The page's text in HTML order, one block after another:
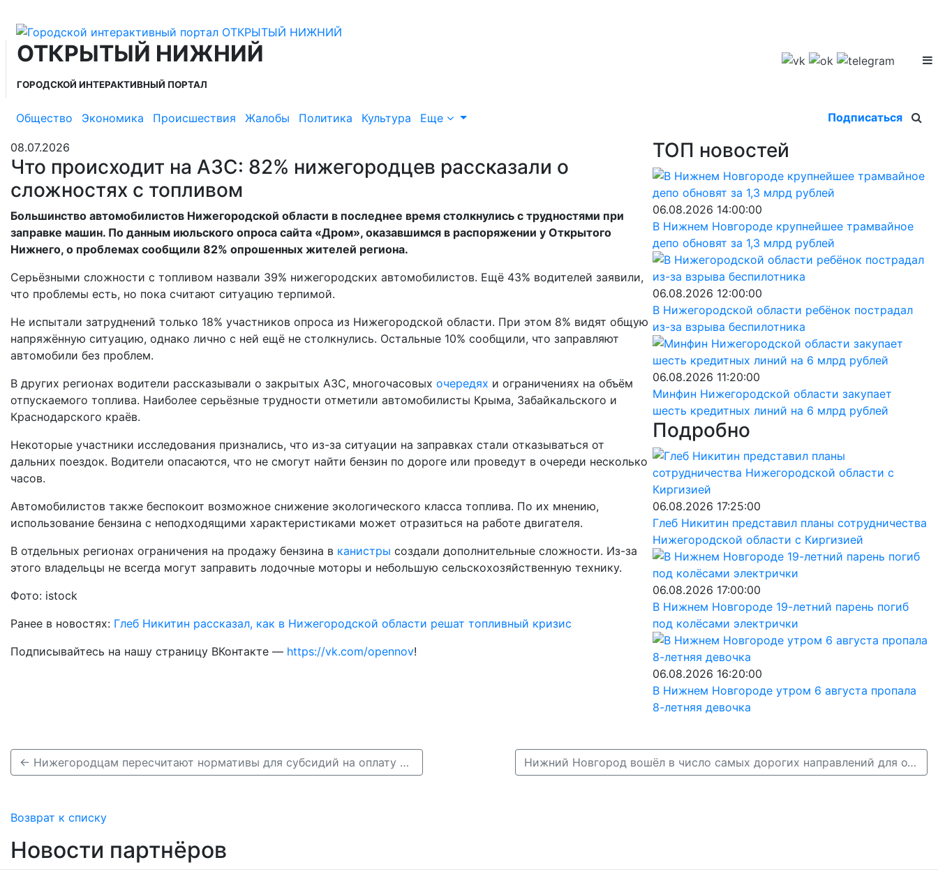
ОТКРЫТЫЙ НИЖНИЙ
ГОРОДСКОЙ ИНТЕРАКТИВНЫЙ ПОРТАЛ
Общество Экономика Происшествия Жалобы Политика Культура Еще Подписаться
08.07.2026
Что происходит на АЗС: 82% нижегородцев рассказали о
сложностях с топливом
Большинство автомобилистов Нижегородской области в последнее время столкнулись с трудностями при
заправке машин. По данным июльского опроса сайта «Дром», оказавшимся в распоряжении у Открытого
Нижнего, о проблемах сообщили 82% опрошенных жителей региона.
Серьёзными сложности с топливом назвали 39% нижегородских автомобилистов. Ещё 43% водителей заявили,
что проблемы есть, но пока считают ситуацию терпимой.
Не испытали затруднений только 18% участников опроса из Нижегородской области. При этом 8% видят общую
напряжённую ситуацию, однако лично с ней ещё не столкнулись. Остальные 10% сообщили, что заправляют
автомобили без проблем.
В других регионах водители рассказывали о закрытых АЗС, многочасовых очередях и ограничениях на объём
отпускаемого топлива. Наиболее серьёзные трудности отметили автомобилисты Крыма, Забайкальского и
Краснодарского краёв.
Некоторые участники исследования признались, что из-за ситуации на заправках стали отказываться от
дальних поездок. Водители опасаются, что не смогут найти бензин по дороге или проведут в очереди несколько
часов.
Автомобилистов также беспокоит возможное снижение экологического класса топлива. По их мнению,
использование бензина с неподходящими характеристиками может отразиться на работе двигателя.
В отдельных регионах ограничения на продажу бензина в канистры создали дополнительные сложности. Из-за
этого владельцы не всегда могут заправить лодочные моторы и небольшую сельскохозяйственную технику.
Фото: istock
Ранее в новостях: Глеб Никитин рассказал, как в Нижегородской области решат топливный кризис
Подписывайтесь на нашу страницу ВКонтакте — https://vk.com/opennov!
ТОП новостей
06.08.2026 14:00:00
В Нижнем Новгороде крупнейшее трамвайное
депо обновят за 1,3 млрд рублей
06.08.2026 12:00:00
В Нижегородской области ребёнок пострадал
из-за взрыва беспилотника
06.08.2026 11:20:00
Минфин Нижегородской области закупает
шесть кредитных линий на 6 млрд рублей
Подробно
06.08.2026 17:25:00
Глеб Никитин представил планы сотрудничества
Нижегородской области с Киргизией
06.08.2026 17:00:00
В Нижнем Новгороде 19-летний парень погиб
под колёсами электрички
06.08.2026 16:20:00
В Нижнем Новгороде утром 6 августа пропала
8-летняя девочка
← Нижегородцам пересчитают нормативы для субсидий на оплату ЖКУ Нижний Новгород вошёл в число самых дорогих направлений для отдыха →
Возврат к списку
Новости партнёров